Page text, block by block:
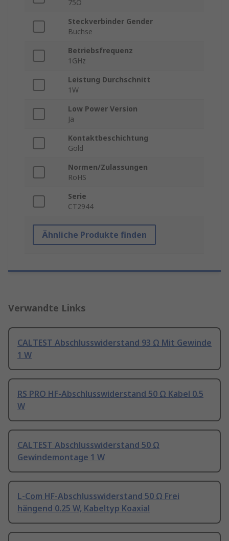
75Ω
Steckverbinder Gender
Buchse
Betriebsfrequenz
1GHz
Leistung Durchschnitt
1W
Low Power Version
Ja
Kontaktbeschichtung
Gold
Normen/Zulassungen
RoHS
Serie
CT2944
Ähnliche Produkte finden
Verwandte Links
CALTEST Abschlusswiderstand 93 Ω Mit Gewinde
1 W
RS PRO HF-Abschlusswiderstand 50 Ω Kabel 0.5
W
CALTEST Abschlusswiderstand 50 Ω
Gewindemontage 1 W
L-Com HF-Abschlusswiderstand 50 Ω Frei
hängend 0.25 W, Kabeltyp Koaxial